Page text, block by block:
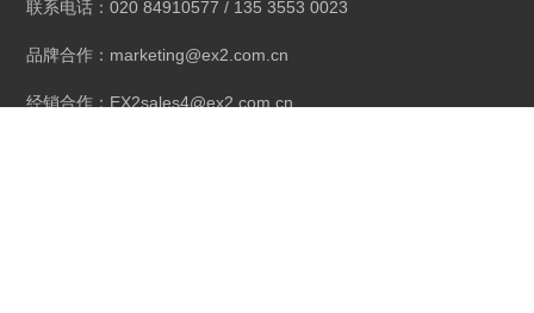
联系电话：020 84910577 / 135 3553 0023
品牌合作：marketing@ex2.com.cn
经销合作：EX2sales4@ex2.com.cn